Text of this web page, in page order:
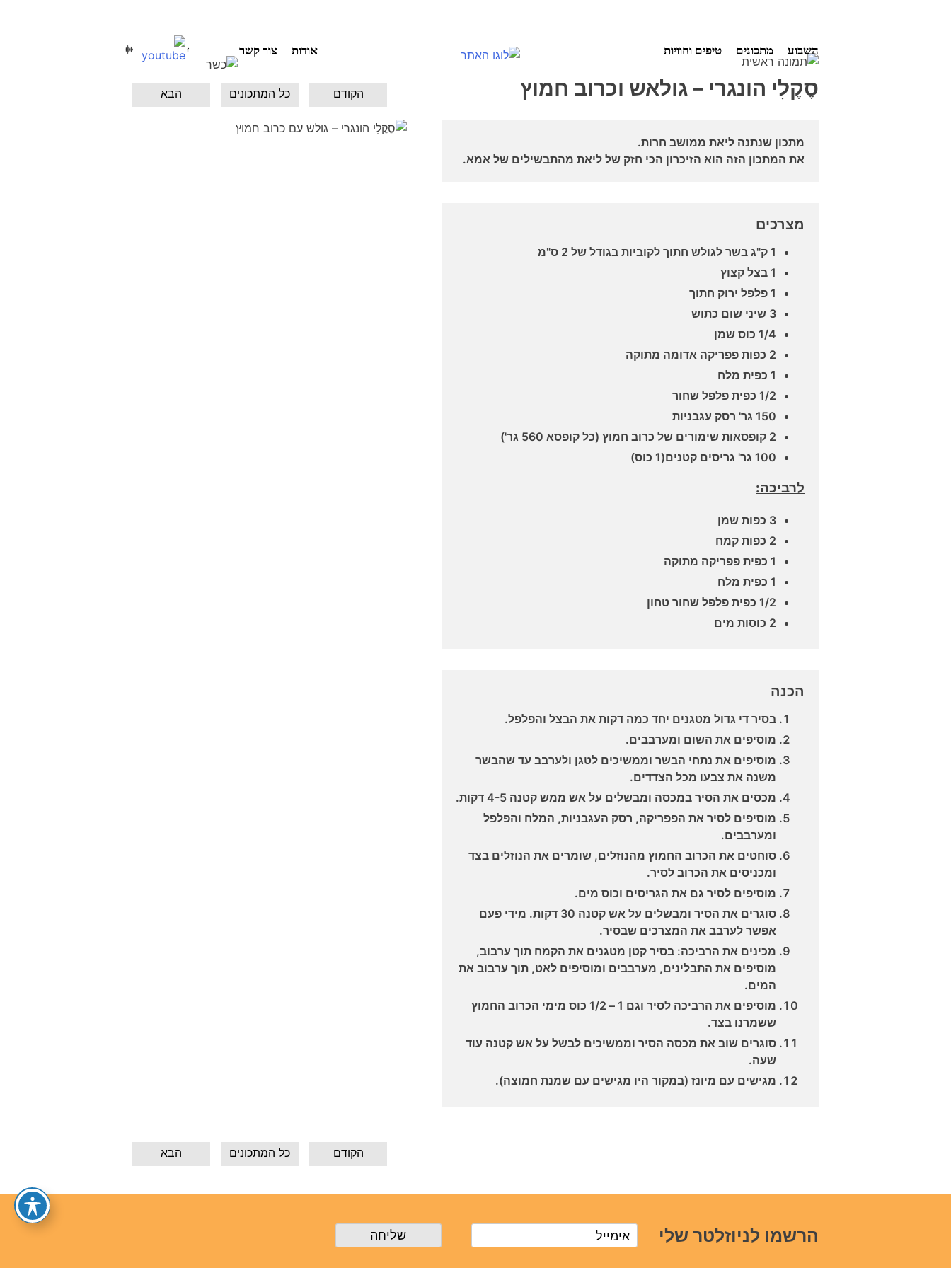
השבוע מתכונים טיפים וחוויות אודות צור קשר
סֶקֶלִי הונגרי – גולאש וכרוב חמוץ הבא כל המתכונים הקודם
מתכון שנתנה ליאת ממושב חרות.
את המתכון הזה הוא הזיכרון הכי חזק של ליאת מהתבשילים של אמא.
מצרכים
1 ק"ג בשר לגולש חתוך לקוביות בגודל של 2 ס"מ
1 בצל קצוץ
1 פלפל ירוק חתוך
3 שיני שום כתוש
1/4 כוס שמן
2 כפות פפריקה אדומה מתוקה
1 כפית מלח
1/2 כפית פלפל שחור
150 גר' רסק עגבניות
2 קופסאות שימורים של כרוב חמוץ (כל קופסא 560 גר')
100 גר' גריסים קטנים(1 כוס)
לרביכה:
3 כפות שמן
2 כפות קמח
1 כפית פפריקה מתוקה
1 כפית מלח
1/2 כפית פלפל שחור טחון
2 כוסות מים
הכנה
בסיר די גדול מטגנים יחד כמה דקות את הבצל והפלפל.
מוסיפים את השום ומערבבים.
מוסיפים את נתחי הבשר וממשיכים לטגן ולערבב עד שהבשר
משנה את צבעו מכל הצדדים.
מכסים את הסיר במכסה ומבשלים על אש ממש קטנה 4-5 דקות.
מוסיפים לסיר את הפפריקה, רסק העגבניות, המלח והפלפל
ומערבבים.
סוחטים את הכרוב החמוץ מהנוזלים, שומרים את הנוזלים בצד
ומכניסים את הכרוב לסיר.
מוסיפים לסיר גם את הגריסים וכוס מים.
סוגרים את הסיר ומבשלים על אש קטנה 30 דקות. מידי פעם
אפשר לערבב את המצרכים שבסיר.
מכינים את הרביכה: בסיר קטן מטגנים את הקמח תוך ערבוב,
מוסיפים את התבלינים, מערבבים ומוסיפים לאט, תוך ערבוב את
המים.
מוסיפים את הרביכה לסיר וגם 1 – 1/2 כוס מימי הכרוב החמוץ
ששמרנו בצד.
סוגרים שוב את מכסה הסיר וממשיכים לבשל על אש קטנה עוד
שעה.
מגישים עם מיונז (במקור היו מגישים עם שמנת חמוצה).
הבא כל המתכונים הקודם
הרשמו לניוזלטר שלי